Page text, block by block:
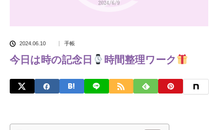
2024.06.10 手帳
今日は時の記念日 時間整理ワーク